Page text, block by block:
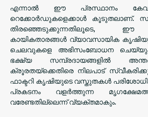
എന്നാൽ ഈ പ്രസ്ഥാനം
റെക്കോർഡുകളെക്കാൾ കൂടുതലാണ്.
തിരഞ്ഞെടുക്കുന്നതിലൂടെ, ഈ
കായികതാരങ്ങൾ വ്യാവസായിക
ചെലവുകളെ അഭിസംബോധന
ഭക്ഷ്യ സമ്പ്രദായങ്ങളിൽ
ക്രൂരതയ്‌ക്കെതിരെ നിലപാട്
ഫാക്ടറി കൃഷിയുടെ വസ്തുതകൾ
പ്രകടനം വളർത്തുന്ന
വരേണ്ടതില്ലെന്ന് വ്യക്തമാകും.